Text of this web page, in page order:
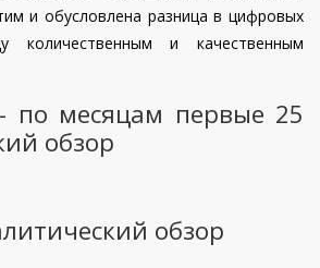
и обусловлена разница в цифровых
количественным и качественным
по месяцам первые 25
обзор
обзор